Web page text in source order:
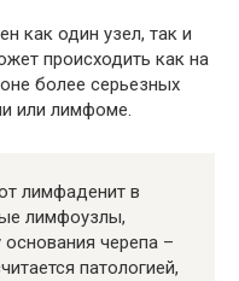
как один узел, так и
происходить как на
более серьезных
или лимфоме.
лимфаденит в
лимфоузлы,
черепа –
патологией,